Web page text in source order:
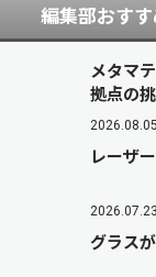
編集部おす
メタマ
拠点の
2026.08.05
レーザ
2026.07.23
グラス